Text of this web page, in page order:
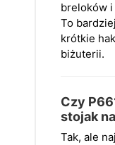
breloków i
To
krótkie
biżuterii.
Czy
stojak
Tak, ale